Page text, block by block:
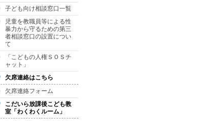
子ども向け相談窓口一覧
児童を教職員等による性
暴力から守るための第三
者相談窓口の設置につい
て
「こどもの人権ＳＯＳチ
ャット」
欠席連絡はこちら
欠席連絡フォーム
こだいら放課後こども教
室「わくわくルーム」